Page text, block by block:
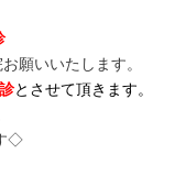
願いいたします。
とさせて頂きます。
◇